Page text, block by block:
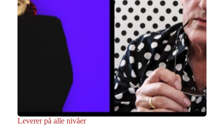
Leverer på alle nivåer